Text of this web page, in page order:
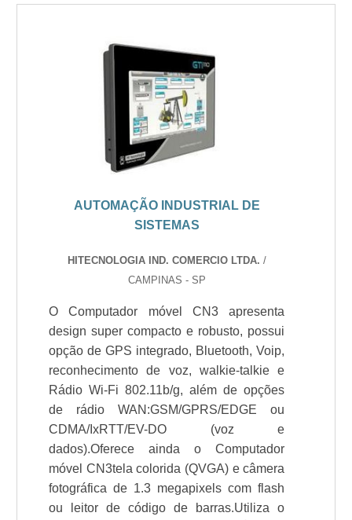
AUTOMAÇÃO INDUSTRIAL DE
SISTEMAS
HITECNOLOGIA IND. COMERCIO LTDA. /
CAMPINAS - SP
O Computador móvel CN3 apresenta
design super compacto e robusto, possui
opção de GPS integrado, Bluetooth, Voip,
reconhecimento de voz, walkie-talkie e
Rádio Wi-Fi 802.11b/g, além de opções
de rádio WAN:GSM/GPRS/EDGE ou
CDMA/IxRTT/EV-DO (voz e
dados).Oferece ainda o Computador
móvel CN3tela colorida (QVGA) e câmera
fotográfica de 1.3 megapixels com flash
ou leitor de código de barras.Utiliza o